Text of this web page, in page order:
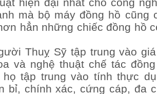
mà bộ máy đồng hồ cũng
hẳn những chiếc đồng hồ
Thuỵ Sỹ tập trung vào
và nghệ thuật chế tác
họ tập trung vào tính thực
bỉ, chính xác, cứng cáp, đa